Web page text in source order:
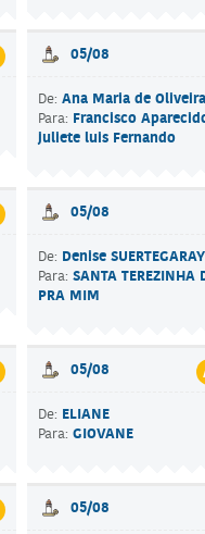
05/08
De: Ana Maria de Oliveira
Para: Francisco
juliete luis Fernando
05/08
De: Denise
Para: SANTA TEREZINHA
PRA MIM
05/08
De: ELIANE
Para: GIOVANE
05/08